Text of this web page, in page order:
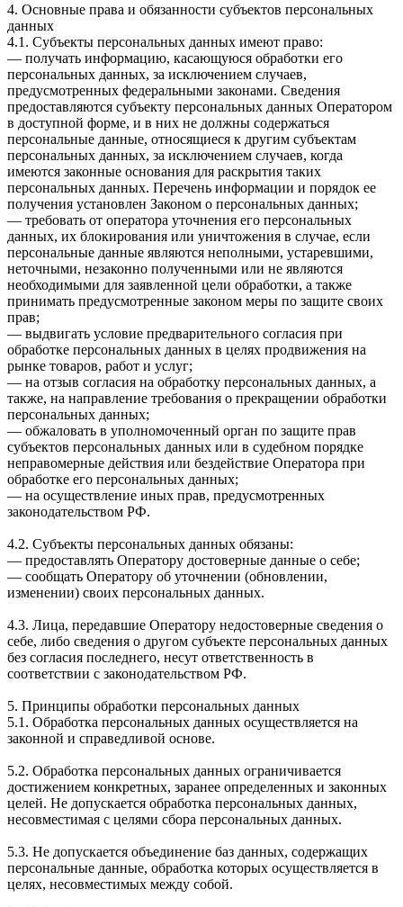
4. Основные права и обязанности субъектов персональных
данных
4.1. Субъекты персональных данных имеют право:
— получать информацию, касающуюся обработки его
персональных данных, за исключением случаев,
предусмотренных федеральными законами. Сведения
предоставляются субъекту персональных данных Оператором
в доступной форме, и в них не должны содержаться
персональные данные, относящиеся к другим субъектам
персональных данных, за исключением случаев, когда
имеются законные основания для раскрытия таких
персональных данных. Перечень информации и порядок ее
получения установлен Законом о персональных данных;
— требовать от оператора уточнения его персональных
данных, их блокирования или уничтожения в случае, если
персональные данные являются неполными, устаревшими,
неточными, незаконно полученными или не являются
необходимыми для заявленной цели обработки, а также
принимать предусмотренные законом меры по защите своих
прав;
— выдвигать условие предварительного согласия при
обработке персональных данных в целях продвижения на
рынке товаров, работ и услуг;
— на отзыв согласия на обработку персональных данных, а
также, на направление требования о прекращении обработки
персональных данных;
— обжаловать в уполномоченный орган по защите прав
субъектов персональных данных или в судебном порядке
неправомерные действия или бездействие Оператора при
обработке его персональных данных;
— на осуществление иных прав, предусмотренных
законодательством РФ.
4.2. Субъекты персональных данных обязаны:
— предоставлять Оператору достоверные данные о себе;
— сообщать Оператору об уточнении (обновлении,
изменении) своих персональных данных.
4.3. Лица, передавшие Оператору недостоверные сведения о
себе, либо сведения о другом субъекте персональных данных
без согласия последнего, несут ответственность в
соответствии с законодательством РФ.
5. Принципы обработки персональных данных
5.1. Обработка персональных данных осуществляется на
законной и справедливой основе.
5.2. Обработка персональных данных ограничивается
достижением конкретных, заранее определенных и законных
целей. Не допускается обработка персональных данных,
несовместимая с целями сбора персональных данных.
5.3. Не допускается объединение баз данных, содержащих
персональные данные, обработка которых осуществляется в
целях, несовместимых между собой.